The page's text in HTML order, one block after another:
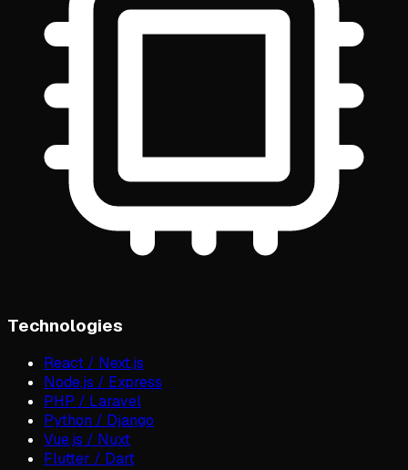
Technologies
React / Next.js
Node.js / Express
PHP / Laravel
Python / Django
Vue.js / Nuxt
Flutter / Dart